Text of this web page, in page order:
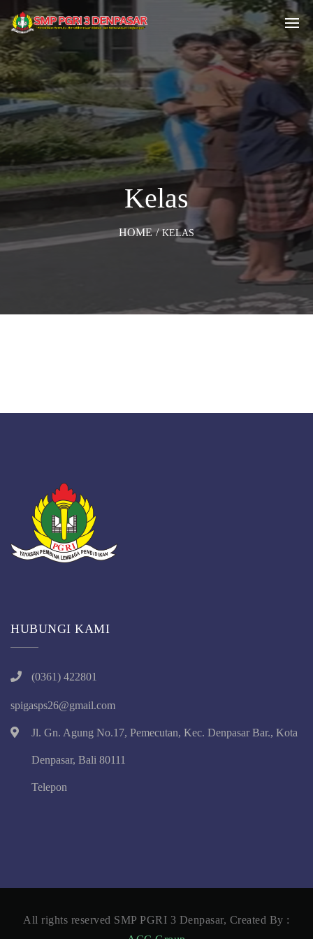
Kelas
HOME / KELAS
HUBUNGI KAMI
(0361) 422801
spigasps26@gmail.com
Jl. Gn. Agung No.17, Pemecutan, Kec. Denpasar Bar., Kota
Denpasar, Bali 80111
Telepon
All rights reserved SMP PGRI 3 Denpasar, Created By :